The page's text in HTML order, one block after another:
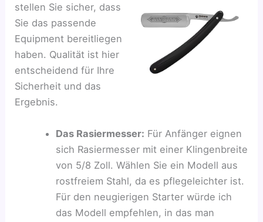
stellen Sie sicher, dass
Sie das passende
Equipment bereitliegen
haben. Qualität ist hier
entscheidend für Ihre
Sicherheit und das
Ergebnis.
Das Rasiermesser: Für Anfänger eignen
sich Rasiermesser mit einer Klingenbreite
von 5/8 Zoll. Wählen Sie ein Modell aus
rostfreiem Stahl, da es pflegeleichter ist.
Für den neugierigen Starter würde ich
das Modell empfehlen, in das man